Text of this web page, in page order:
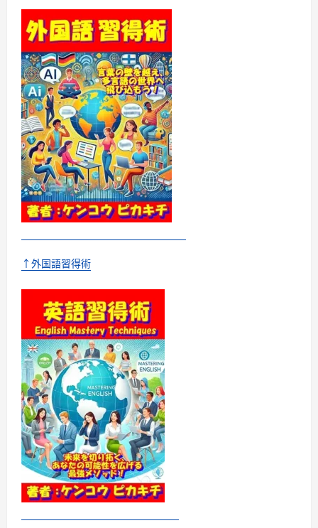
が
一
気
に
で
き
る
よ
う
に
な
っ
た
私
の
話
に
つ
い
て
さ
ら
に
読
↑外国語習得術